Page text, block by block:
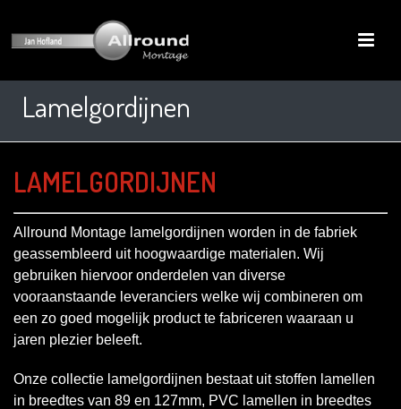
Lamelgordijnen
LAMELGORDIJNEN
Allround Montage lamelgordijnen worden in de fabriek
geassembleerd uit hoogwaardige materialen. Wij
gebruiken hiervoor onderdelen van diverse
vooraanstaande leveranciers welke wij combineren om
een zo goed mogelijk product te fabriceren waaraan u
jaren plezier beleeft.
Onze collectie lamelgordijnen bestaat uit stoffen lamellen
in breedtes van 89 en 127mm, PVC lamellen in breedtes